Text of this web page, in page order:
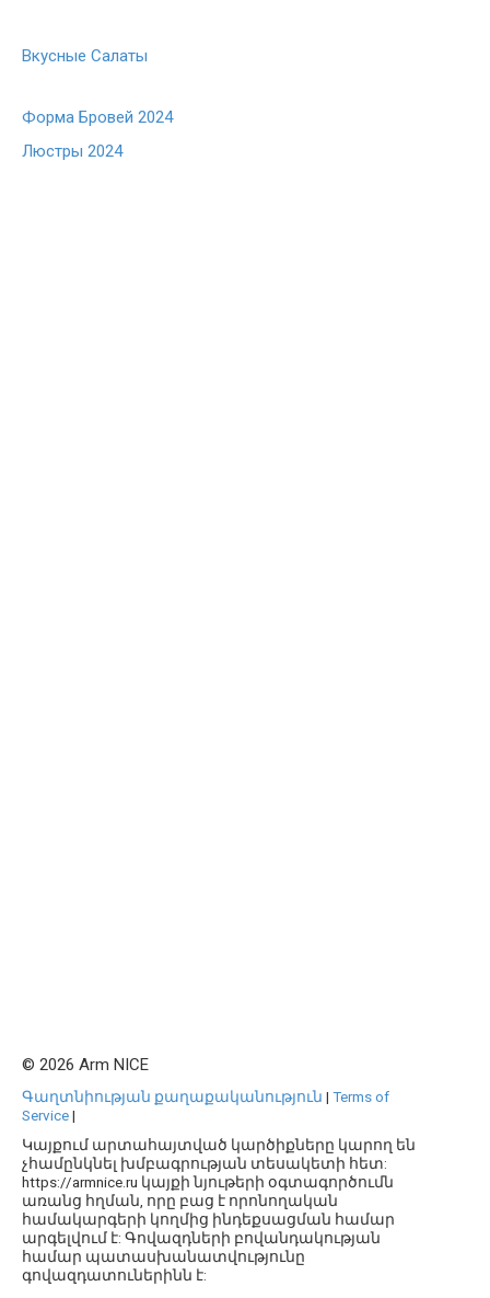
Вкусные Салаты
Форма Бровей 2024
Люстры 2024
© 2026 Arm NICE
Գաղտնիության քաղաքականություն | Terms of
Service|
Կայքում արտահայտված կարծիքները կարող են
չհամընկնել խմբագրության տեսակետի հետ:
https://armnice.ru կայքի նյութերի օգտագործումն
առանց հղման, որը բաց է որոնողական
համակարգերի կողմից ինդեքսացման համար
արգելվում է: Գովազդների բովանդակության
համար պատասխանատվությունը
գովազդատուներինն է: